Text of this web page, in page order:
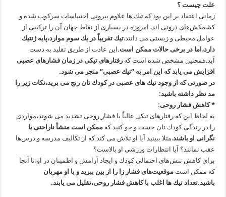
علت‌ چیست ؟
زمانی اعتقاد بر این بود كه تیك‌ ها علاوم بیرونی احساسات سركوب شده و
كشمكش‌های درونی ‌اند. امروزه در بسیاری از نقاط جهان آن را تركیبی از
عوامل محیطی و زیستی می ‌دانند.تیك تقریباً در یك سوم موارد،پایه ژنتیك
دارد،اما در برخی حالات ممكن است. این عادت از طریق تقلید به دست
آید.همچنین مشخص شده است كه رفتارهای تیكی در زمان فشارهای عصبی
افزایش می ‌یابد كه این امر به “تیك عصبی” منجر می ‌شود.
در صورتی كه از وجود تیك‌ های عصبی در كودك ‌تان رنج می‌ برید،نكات زیر را
مد نظر داشته باشید:
*كاهش فشار روحی:
به لحاظ این كه رفتارهای تیكی غالباً با فشار روحی تشدید می‌ شوند،مواردی
را در زندگی كودك ‌تان جست ‌و جو كنید كهممكن است منشأ ناراحتی یا
نگرانی او باشند.مثلا ببینید آیا او تلاش می‌ كند كه از تكالیف مدرسه و درس‌ها
عقب نمانند؟ آیا انتظارات ورزشی او بالاست؟
برای كاهش تنش‌های احتمالی كودك و ایجاد آرامش و اطمینان در او،تا آنجا
كه ممكن استموقعیت‌های فشار زا را از بین ببرید و با او مهربان
باشید.تعداد تیك ها اغلب با كاهش فشار روحی،تقلیل می‌ یابند.